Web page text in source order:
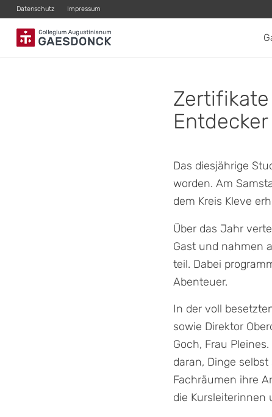
Datenschutz Impressum
Entdecker
Das diesjährige
worden. Am
dem Kreis Kleve
Über das Jahr
Gast und nahmen
teil. Dabei
Abenteuer.
In der voll
sowie Direktor
Goch, Frau
daran, Dinge
Fachräumen ihre
die Kursleiterinnen